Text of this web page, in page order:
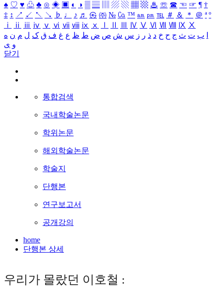
♠ ♡ ♥ ♧ ♣ ⊙ ◈ ▣ ◐ ◑ ▒ ▤ ▨ ▧ ▦ ▩ ♨ ☏ ☎ ☜ ☞ ¶ †
‡ ↕ ↗ ↙ ↖ ↘ ♭ ♩ ♪ ♬ ㉿ ㈜ № ㏇ ™ ㏂ ㏘ ℡ ＃ ＆ ＊ ＠ ª º
ⅰ
ⅱ ⅲ ⅳ ⅴ ⅵ ⅶ ⅷ ⅸ ⅹ Ⅳ Ⅴ Ⅵ Ⅶ Ⅷ Ⅸ Ⅹ
ب ت ث ج ح خ د ذ ر ز س ش ص ض ط ظ ع غ ف ق ک ل م ن ه
و ی
닫기
통합검색
국내학술논문
학위논문
해외학술논문
학술지
단행본
연구보고서
공개강의
home
단행본 상세
우리가 몰랐던 이호철 :